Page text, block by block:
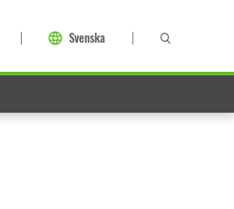
Svenska